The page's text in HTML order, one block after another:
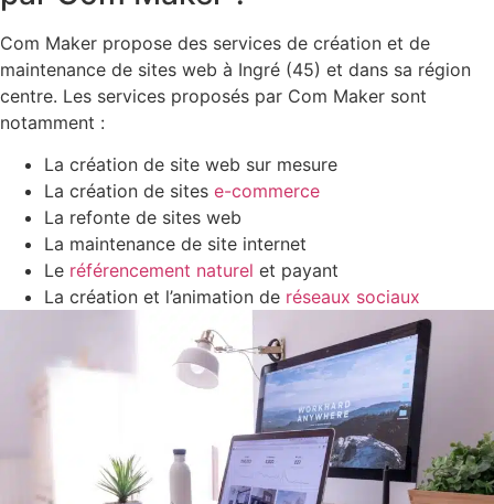
Com Maker propose des services de création et de
maintenance de sites web à Ingré (45) et dans sa région
centre. Les services proposés par Com Maker sont
notamment :
La création de site web sur mesure
La création de sites e-commerce
La refonte de sites web
La maintenance de site internet
Le référencement naturel et payant
La création et l’animation de réseaux sociaux